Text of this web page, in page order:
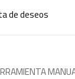
de deseos